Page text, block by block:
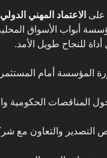
على الاعتماد المهني الدولي
أبواب الأسواق
أداة للنجاح طويل الأمد.
المؤسسة أمام
المناقصات الحكومية
التصدير والتعاون مع